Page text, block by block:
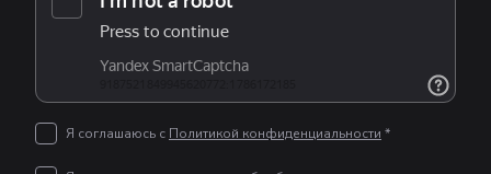
Я соглашаюсь с Политикой конфиденциальности *